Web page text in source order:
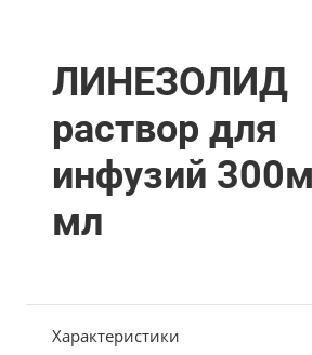
ЛИНЕЗОЛИД
раствор для
инфузий
мл
Характеристики